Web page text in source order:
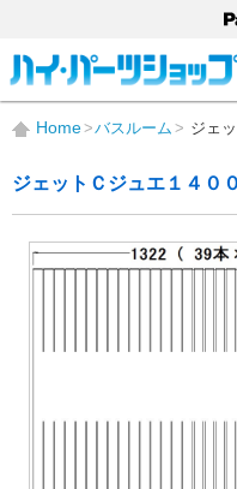
Home バスルーム ジェ
ジェットＣジュエ１４０